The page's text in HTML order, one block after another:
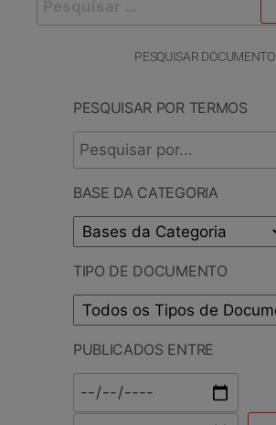
PESQUISAR DOCUMENTO
PESQUISAR POR TERMOS
BASE DA CATEGORIA
TIPO DE DOCUMENTO
PUBLICADOS ENTRE